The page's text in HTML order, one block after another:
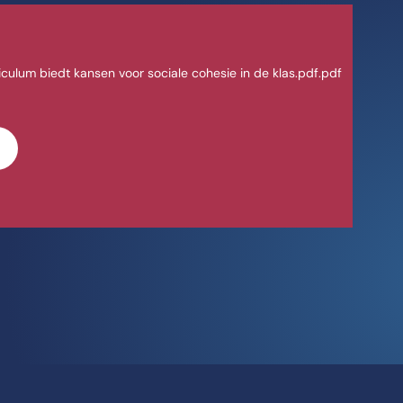
biedt kansen voor sociale cohesie in de klas.pdf.pdf